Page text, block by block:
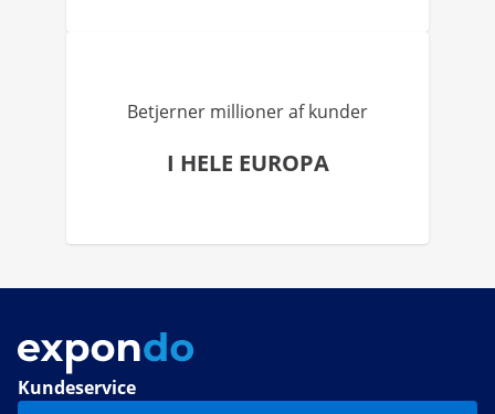
Betjerner millioner af kunder
I HELE EUROPA
Kundeservice